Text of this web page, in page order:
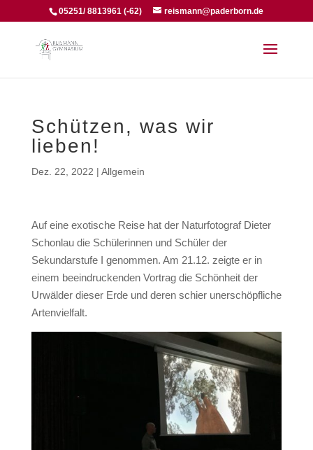
05251/ 8813961 (-62) reismann@paderborn.de
Schützen, was wir
lieben!
Dez. 22, 2022 | Allgemein
Auf eine exotische Reise hat der Naturfotograf Dieter
Schonlau die Schülerinnen und Schüler der
Sekundarstufe I genommen. Am 21.12. zeigte er in
einem beeindruckenden Vortrag die Schönheit der
Urwälder dieser Erde und deren schier unerschöpfliche
Artenvielfalt.